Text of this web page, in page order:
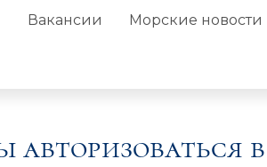
Вакансии Морские новости